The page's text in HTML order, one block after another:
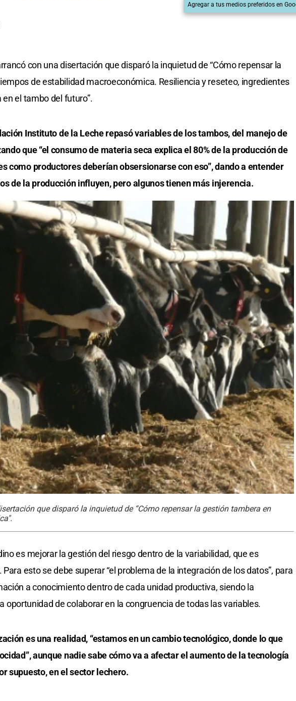
Agregar a tus medios preferidos en
con una disertación que disparó la inquietud de “Cómo repensar la
de estabilidad macroeconómica. Resiliencia y reseteo, ingredientes
el tambo del futuro”.
Instituto de la Leche repasó variables de los tambos, del manejo de
que “el consumo de materia seca explica el 80% de la producción de
como productores deberían obsersionarse con eso”, dando a entender
de la producción influyen, pero algunos tienen más injerencia.
que disparó la inquietud de “Cómo repensar la gestión tambera en
es mejorar la gestión del riesgo dentro de la variabilidad, que es
esto se debe superar “el problema de la integración de los datos”, para
a conocimiento dentro de cada unidad productiva, siendo la
oportunidad de colaborar en la congruencia de todas las variables.
es una realidad, “estamos en un cambio tecnológico, donde lo que
aunque nadie sabe cómo va a afectar el aumento de la tecnología
supuesto, en el sector lechero.